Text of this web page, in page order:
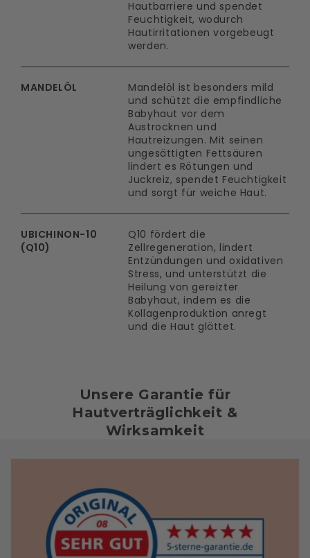
Hautbarriere und spendet
Feuchtigkeit, wodurch
Hautirritationen vorgebeugt
werden.
MANDELÖL
Mandelöl ist besonders mild
und schützt die empfindliche
Babyhaut vor dem
Austrocknen und
Hautreizungen. Mit seinen
ungesättigten Fettsäuren
lindert es Rötungen und
Juckreiz, spendet Feuchtigkeit
und sorgt für weiche Haut.
UBICHINON-10
(Q10)
Q10 fördert die
Zellregeneration, lindert
Entzündungen und oxidativen
Stress, und unterstützt die
Heilung von gereizter
Babyhaut, indem es die
Kollagenproduktion anregt
und die Haut glättet.
Unsere Garantie für
Hautverträglichkeit &
Wirksamkeit